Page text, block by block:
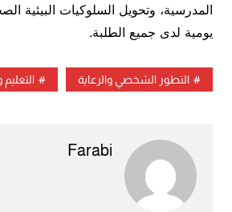
المدرسية، وتحويل السلوكيات البيئية
يومية لدى جميع الطلبة.
التطور الشخصي والرعاية التعليم
Farabi